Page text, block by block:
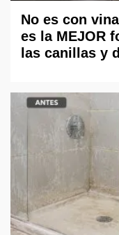
No es con
es la MEJOR
las canillas y